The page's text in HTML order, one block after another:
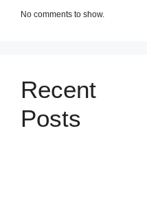
No comments to show.
Recent
Posts